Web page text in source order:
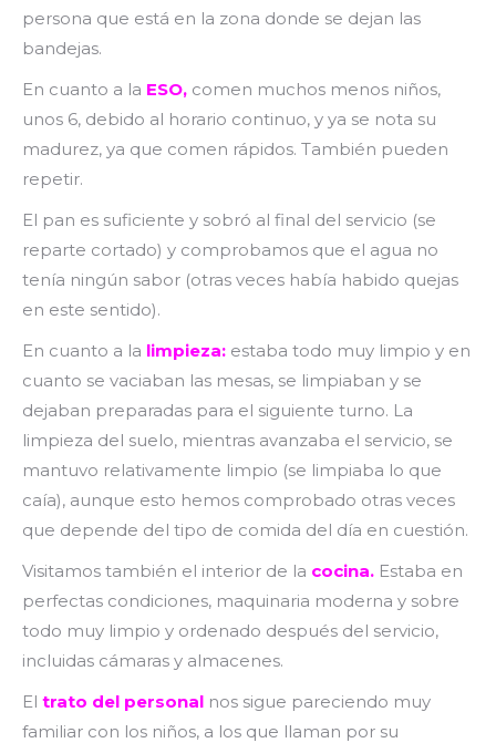
persona que está en la zona donde se dejan las
bandejas.
En cuanto a la ESO, comen muchos menos niños,
unos 6, debido al horario continuo, y ya se nota su
madurez, ya que comen rápidos. También pueden
repetir.
El pan es suficiente y sobró al final del servicio (se
reparte cortado) y comprobamos que el agua no
tenía ningún sabor (otras veces había habido quejas
en este sentido).
En cuanto a la limpieza: estaba todo muy limpio y en
cuanto se vaciaban las mesas, se limpiaban y se
dejaban preparadas para el siguiente turno. La
limpieza del suelo, mientras avanzaba el servicio, se
mantuvo relativamente limpio (se limpiaba lo que
caía), aunque esto hemos comprobado otras veces
que depende del tipo de comida del día en cuestión.
Visitamos también el interior de la cocina. Estaba en
perfectas condiciones, maquinaria moderna y sobre
todo muy limpio y ordenado después del servicio,
incluidas cámaras y almacenes.
El trato del personal nos sigue pareciendo muy
familiar con los niños, a los que llaman por su